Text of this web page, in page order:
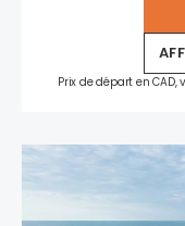
Prix de départ en CAD,